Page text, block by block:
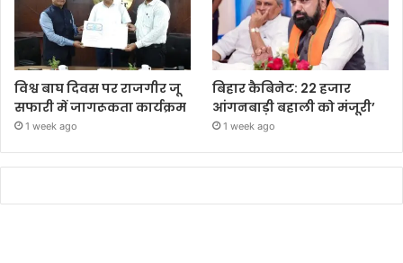
विश्व बाघ दिवस पर राजगीर जू
सफारी में जागरूकता कार्यक्रम
1 week ago
बिहार कैबिनेट: 22 हजार
आंगनबाड़ी बहाली को मंजूरी’
1 week ago